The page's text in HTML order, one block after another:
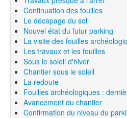
Continuation des fouilles
Le décapage du sol
Nouvel état du futur parking
La visite des fouilles
Les travaux et les fouilles
Sous le soleil d'hiver
Chantier sous le soleil
La redoute
Fouilles archéologiques :
Avancement du chantier
Confirmation du niveau du